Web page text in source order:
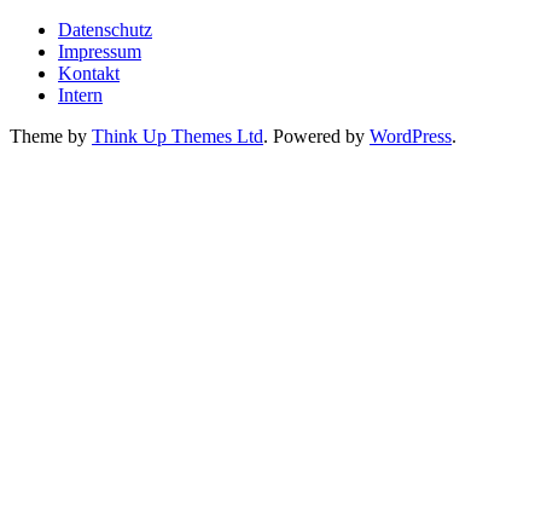
Datenschutz
Impressum
Kontakt
Intern
Theme by Think Up Themes Ltd. Powered by WordPress.